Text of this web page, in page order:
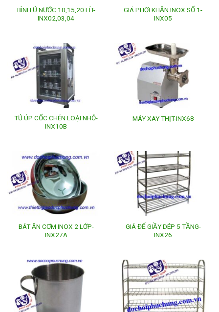
BÌNH Ủ NƯỚC 10,15,20 LÍT-
INX02,03,04
GIÁ PHƠI KHĂN INOX SỐ 1-
INX05
TỦ ÚP CỐC CHÉN LOẠI NHỎ-
INX10B
MÁY XAY THỊT-INX68
BÁT ĂN CƠM INOX 2 LỚP-
INX27A
GIÁ ĐỂ GIẦY DÉP 5 TẦNG-
INX26